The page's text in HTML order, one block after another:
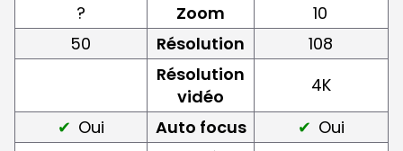
? Zoom
10
50
Résolution
108
Résolution
vidéo
4K
Oui
Auto focus
Oui